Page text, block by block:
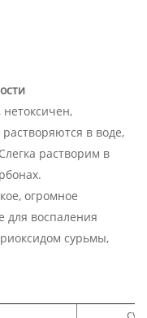
в воде,
растворим в
огромное
для воспаления
сурьмы,